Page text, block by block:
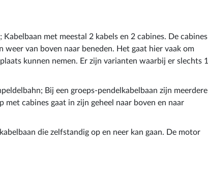
Kabelbaan met meestal 2 kabels en 2 cabines. De cabines
weer van boven naar beneden. Het gaat hier vaak om
kunnen nemen. Er zijn varianten waarbij er slechts 1
Bij een groeps-pendelkabelbaan zijn meerdere
met cabines gaat in zijn geheel naar boven en naar
die zelfstandig op en neer kan gaan. De motor